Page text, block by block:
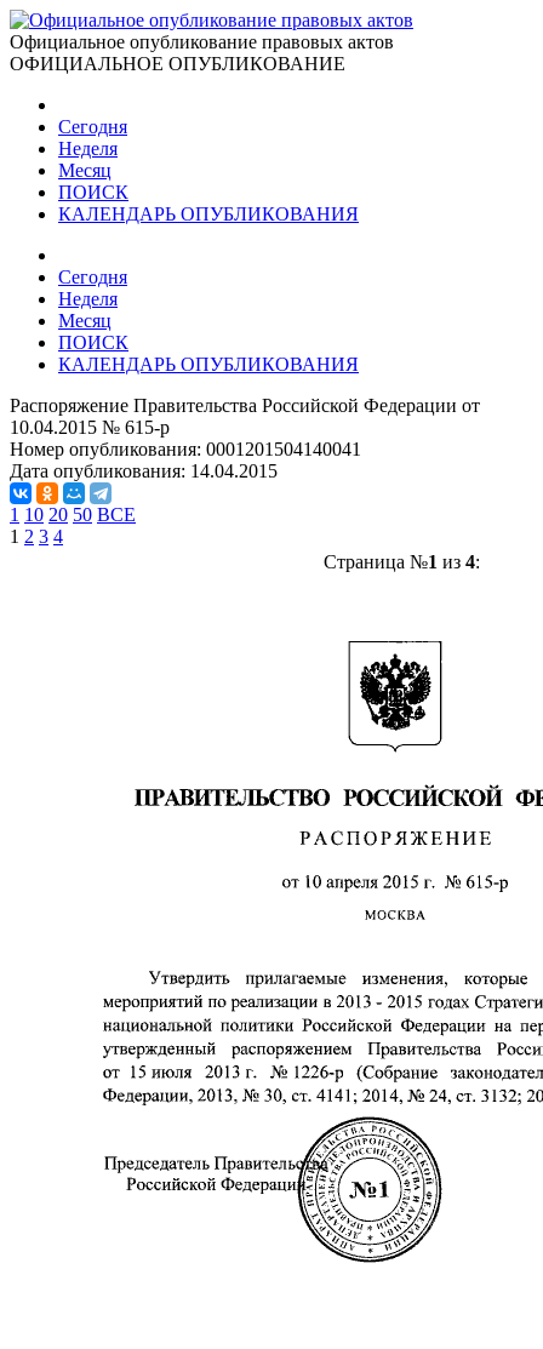
Официальное опубликование правовых актов
ОФИЦИАЛЬНОЕ ОПУБЛИКОВАНИЕ
Сегодня
Неделя
Месяц
ПОИСК
КАЛЕНДАРЬ ОПУБЛИКОВАНИЯ
Сегодня
Неделя
Месяц
ПОИСК
КАЛЕНДАРЬ ОПУБЛИКОВАНИЯ
Распоряжение Правительства Российской Федерации от
10.04.2015 № 615-р
Номер опубликования: 0001201504140041
Дата опубликования: 14.04.2015
1 10 20 50 ВСЕ
1 2 3 4
Страница №1 из 4: